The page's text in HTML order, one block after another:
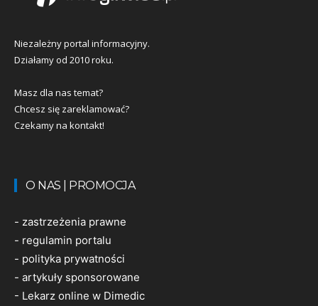
Niezależny portal informacyjny.
Działamy od 2010 roku.
Masz dla nas temat?
Chcesz się zareklamować?
Czekamy na kontakt!
O NAS | PROMOCJA
- zastrzeżenia prawne
- regulamin portalu
- polityka prywatności
- artykuły sponsorowane
- Lekarz online w Dimedic